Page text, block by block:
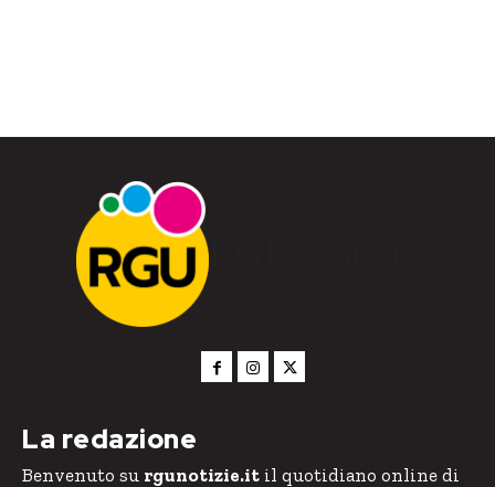
RGU Notizie
La redazione
Benvenuto su rgunotizie.it il quotidiano online di